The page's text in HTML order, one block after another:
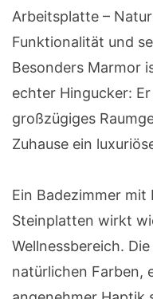
Arbeitsplatte –
Funktionalität und
Besonders Marmor
echter Hingucker:
großzügiges
Zuhause ein
Ein Badezimmer
Steinplatten wirkt
Wellnessbereich.
natürlichen Farben,